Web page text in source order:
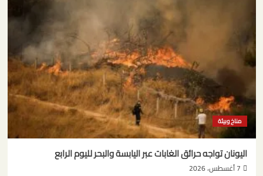
مناخ وبيئة
اليونان تواجه حرائق الغابات عبر اليابسة والبحر لليوم الرابع
7 أغسطس، 2026